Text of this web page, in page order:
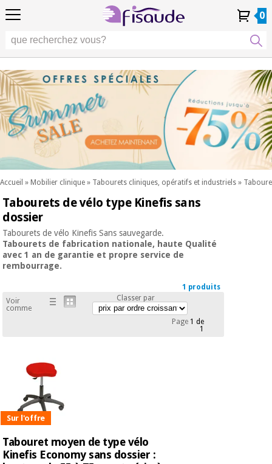
Compte
commandes
4,8 4,8
différentielles
Occasion
Fisaude
SUMMER
SALE
Nos
produits
Kinefis
Nouveautes
Outlet
Académie
Tech
Physiothérapie
Podologie
Esthétique,
dermocosmétique
et médecine
esthétique
Bien-
qualité
de vie
et
du
corps
Dentisterie
Mobilier
clinique
Armoires
thérapeutiques
Matériel de
FR
DE
PT
0
Accueil » Mobilier clinique » Tabourets cliniques, opératifs et industriels »
Compte
commandes
4,8
différentielles
Occasion
Fisaude
SUMMER
SALE
Nos
produits
Kinefis
Nouveautes
Offres
Outlet
Physiothérapie
Esthétique,
dermocosmétique
et médecine
esthétique
Bien-
être,
de vie
et
soins
du
corps
Médecine
traditionnelle
chinoise
Mobilier
clinique
FR
DE
PT
Tabourets de vélo type Kinefis sans
dossier
Tabourets de vélo Kinefis Sans sauvegarde.
Tabourets de fabrication nationale, haute Qualité
avec 1 an de garantie et propre service de
rembourrage.
1 produits
Voir
comme
Classer par
Page1 de
1
Sur l'offre
Tabouret moyen de type vélo
Kinefis Economy sans dossier :